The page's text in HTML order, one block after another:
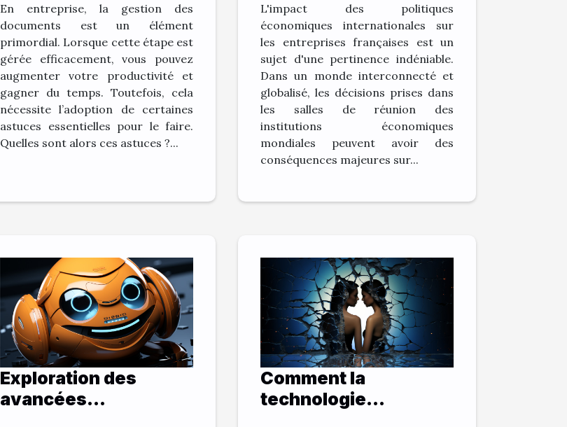
documents et gagner
du temps ?
En entreprise, la gestion des
documents est un élément
primordial. Lorsque cette étape est
gérée efficacement, vous pouvez
augmenter votre productivité et
gagner du temps. Toutefois, cela
nécessite l’adoption de certaines
astuces essentielles pour le faire.
Quelles sont alors ces astuces ?...
vitalité des
entreprises
françaises
L'impact des politiques
économiques internationales sur
les entreprises françaises est un
sujet d'une pertinence indéniable.
Dans un monde interconnecté et
globalisé, les décisions prises dans
les salles de réunion des
institutions économiques
mondiales peuvent avoir des
conséquences majeures sur...
Exploration des
avancées
Comment la
technologie